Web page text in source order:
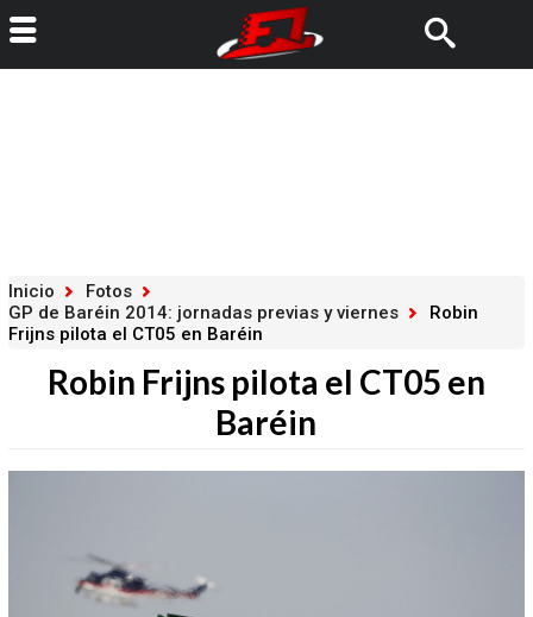
Inicio
Fotos
GP de Baréin 2014: jornadas previas y viernes
Robin
Frijns pilota el CT05 en Baréin
Robin Frijns pilota el CT05 en
Baréin